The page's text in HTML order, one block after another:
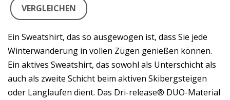
VERGLEICHEN
Ein Sweatshirt, das so ausgewogen ist, dass Sie jede
Winterwanderung in vollen Zügen genießen können.
Ein aktives Sweatshirt, das sowohl als Unterschicht als
auch als zweite Schicht beim aktiven Skibergsteigen
oder Langlaufen dient. Das Dri-release® DUO-Material